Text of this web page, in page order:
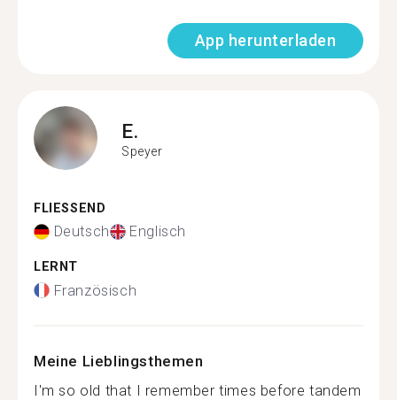
App herunterladen
E.
Speyer
FLIESSEND
Deutsch Englisch
LERNT
Französisch
Meine Lieblingsthemen
I'm so old that I remember times before tandem